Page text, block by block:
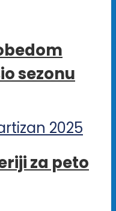
sezonu
za peto